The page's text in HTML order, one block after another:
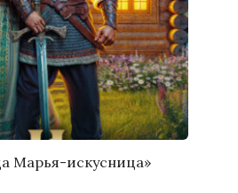
Марья-искусница»